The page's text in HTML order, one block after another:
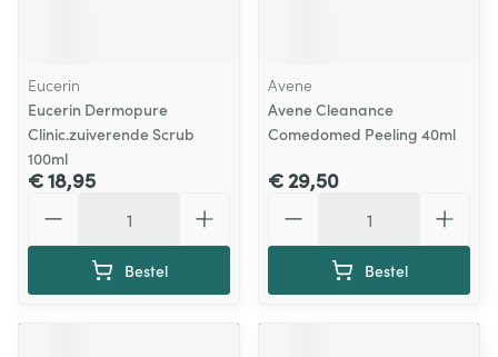
Eucerin
Eucerin Dermopure
Clinic.zuiverende Scrub
100ml
€ 18,95
Bestel
Avene
Avene Cleanance
Comedomed Peeling 40ml
€ 29,50
Bestel